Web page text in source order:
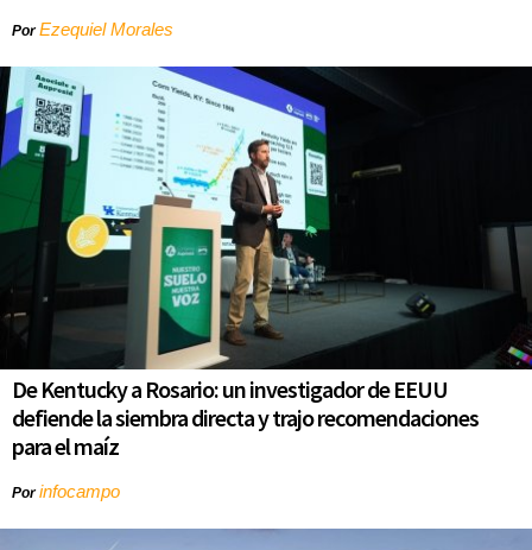
PorEzequiel Morales
De Kentucky a Rosario: un investigador de EEUU
defiende la siembra directa y trajo recomendaciones
para el maíz
Porinfocampo